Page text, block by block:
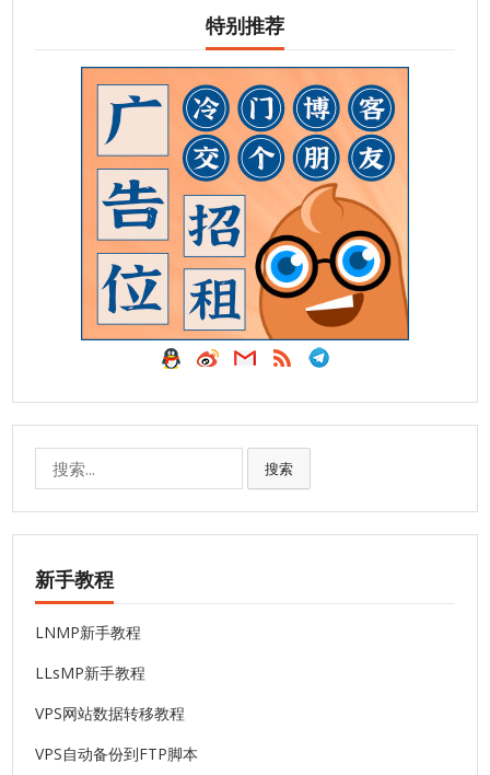
特别推荐
搜索
新手教程
LNMP新手教程
LLsMP新手教程
VPS网站数据转移教程
VPS自动备份到FTP脚本